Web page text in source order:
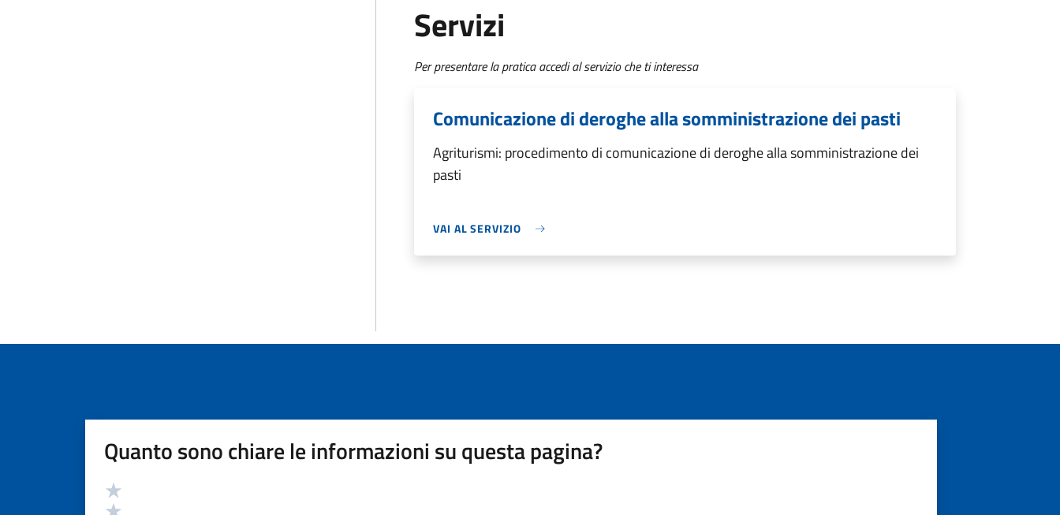
Servizi
Per presentare la pratica accedi al servizio che ti interessa
Comunicazione di deroghe alla somministrazione dei pasti
Agriturismi: procedimento di comunicazione di deroghe alla somministrazione dei
pasti
VAI AL SERVIZIO
Quanto sono chiare le informazioni su questa pagina?
Valutazione